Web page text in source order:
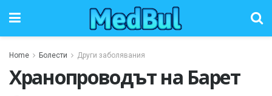
Home Болести Други заболявания
Хранопроводът на Барет